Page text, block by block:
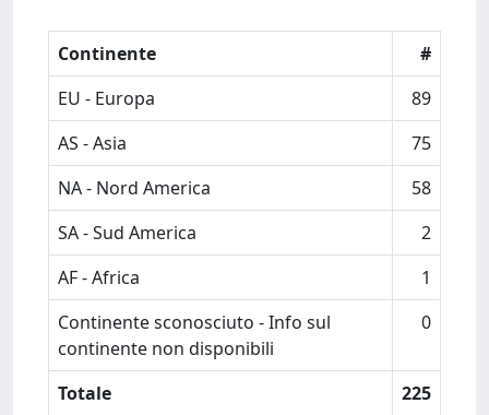
Continente
#
EU - Europa
89
AS - Asia
75
NA - Nord America
58
SA - Sud America
2
AF - Africa
1
Continente sconosciuto - Info sul
continente non disponibili
0
Totale 225